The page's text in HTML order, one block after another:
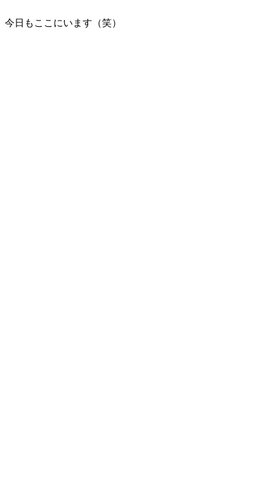
今日もここにいます（笑）